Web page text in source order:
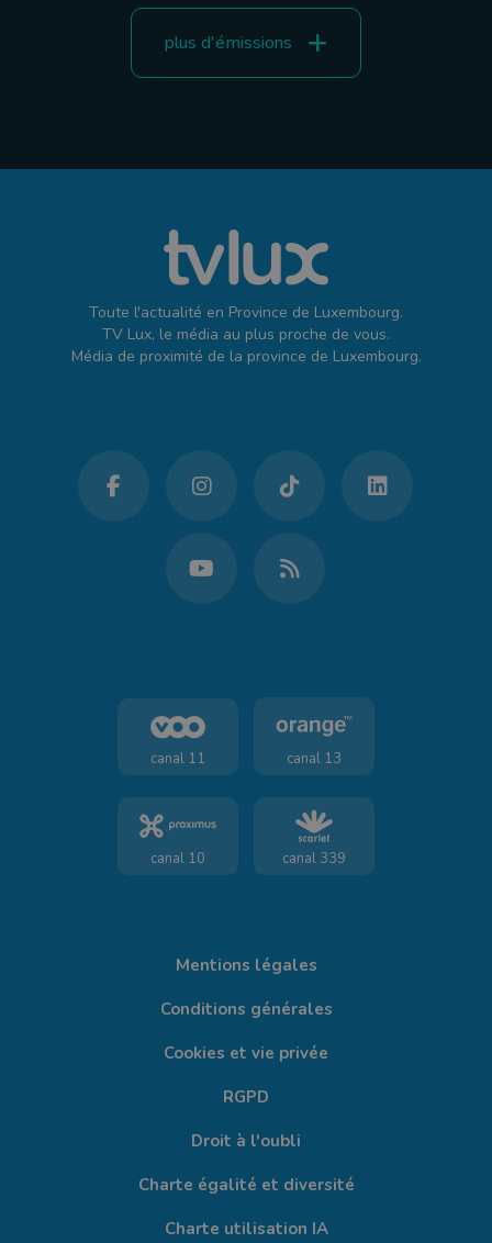
plus d'émissions
Toute l'actualité en Province de Luxembourg.
TV Lux, le média au plus proche de vous.
Média de proximité de la province de Luxembourg.
canal 11 canal 13
canal 10 canal 339
Mentions légales
Conditions générales
Cookies et vie privée
RGPD
Droit à l'oubli
Charte égalité et diversité
Charte utilisation IA